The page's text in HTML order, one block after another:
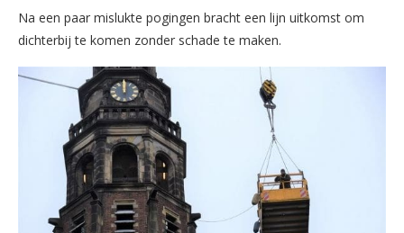
Na een paar mislukte pogingen bracht een lijn uitkomst om
dichterbij te komen zonder schade te maken.